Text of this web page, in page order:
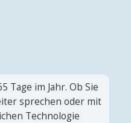
Tage im Jahr. Ob Sie
sprechen oder mit
Technologie